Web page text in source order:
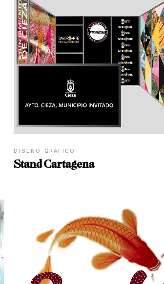
DISEÑO GRÁFICO
Stand Cartagena